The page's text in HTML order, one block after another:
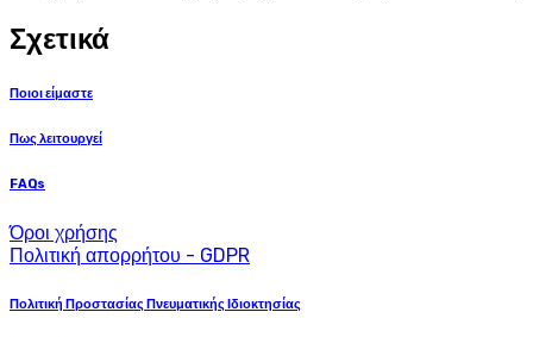
Σχετικά
Ποιοι είμαστε
Πως λειτουργεί
FAQs
Όροι χρήσης
Πολιτική απορρήτου - GDPR
Πολιτική Προστασίας Πνευματικής Ιδιοκτησίας